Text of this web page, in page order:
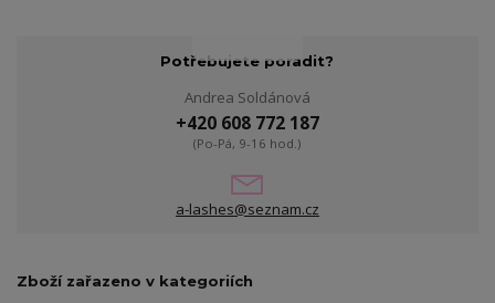
Potřebujete poradit?
Andrea Soldánová
+420 608 772 187
(Po-Pá, 9-16 hod.)
a-lashes@seznam.cz
Zboží zařazeno v kategoriích